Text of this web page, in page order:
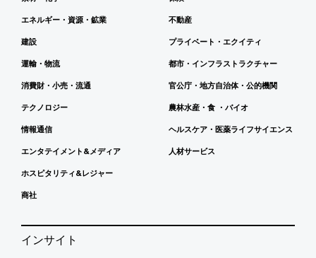
エネルギー・資源・鉱業
建設
運輸・物流
消費財・小売・流通
テクノロジー
情報通信
エンタテイメント&メディア
ホスピタリティ&レジャー
商社
不動産
プライベート・エクイティ
都市・インフラストラクチャー
官公庁・地方自治体・公的機関
農林水産・食 ・バイオ
ヘルスケア・医薬ライフサイエンス
人材サービス
インサイト